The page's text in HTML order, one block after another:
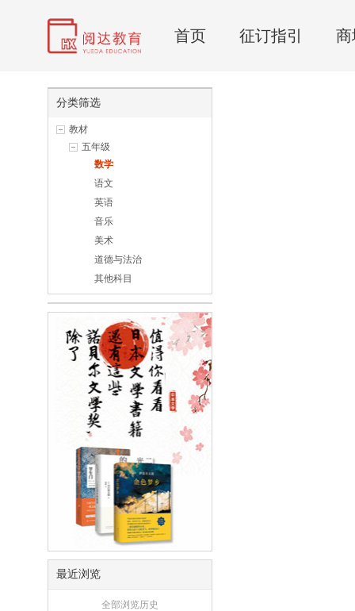
首页 征订指引 商
分类筛选
教材
五年级
数学
语文
英语
音乐
美术
道德与法治
其他科目
最近浏览
全部浏览历史